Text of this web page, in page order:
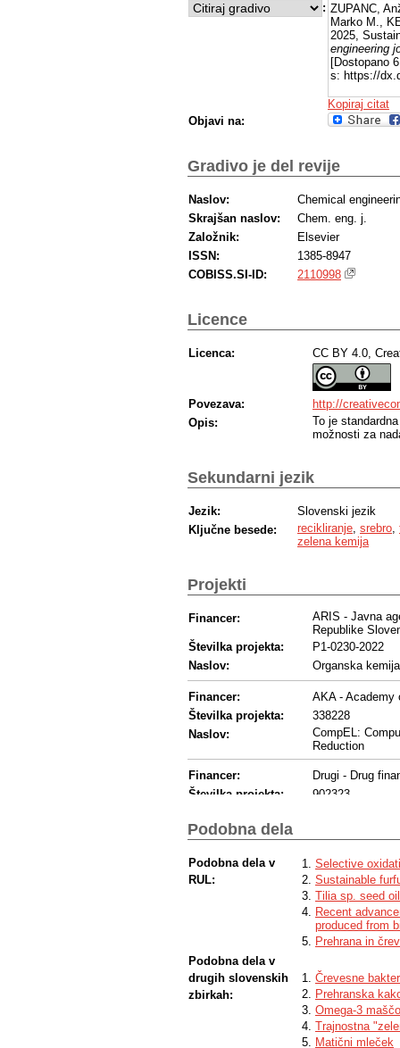
: ZUPANC,
Marko M.,
2025,
engineering
[Dostopano
s: https://
Kopiraj citat
Objavi na:
Gradivo je del revije
Naslov:
Chemical
Skrajšan naslov:
Chem. eng. j.
Založnik:
Elsevier
ISSN:
1385-8947
COBISS.SI-ID:
2110998
Licence
Licenca: CC BY 4.0,
Povezava:
http://
Opis:
To je
možnosti za
Sekundarni jezik
Jezik:
Slovenski jezik
Ključne besede:
recikliranje srebro
zelena kemija
Projekti
Financer:
ARIS - Javna
Republike
Številka projekta:
P1-0230-2022
Naslov:
Organska
Financer:
AKA - Academy
Številka projekta:
338228
Naslov:
CompEL:
Reduction
Financer:
Drugi - Drug
Številka projekta:
902323
Podobna dela
Podobna dela v
RUL:
Selective
Sustainable
Tilia sp. seed
Recent
produced from
Prehrana in
Podobna dela v
drugih slovenskih
zbirkah:
Črevesne
Prehranska
Omega-3
Trajnostna
Matični mleček